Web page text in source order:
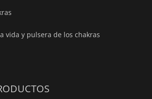
vida y pulsera de los chakras